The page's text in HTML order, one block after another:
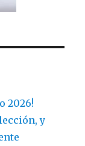
2026!
y